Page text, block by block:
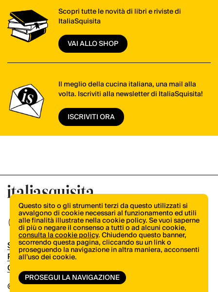
Scopri tutte le novità di libri e riviste di
ItaliaSquisita
VAI ALLO SHOP
Il meglio della cucina italiana, una mail alla
volta. Iscriviti alla newsletter di ItaliaSquisita!
ISCRIVITI ORA
© Copyright 2026.Vertical.it
Shop
Pubblicità
Contatti
Questo sito o gli strumenti terzi da questo utilizzati si
avvalgono di cookie necessari al funzionamento ed utili
alle finalità illustrate nella cookie policy. Se vuoi saperne
di più o negare il consenso a tutti o ad alcuni cookie,
consulta la cookie policy. Chiudendo questo banner,
scorrendo questa pagina, cliccando su un link o
proseguendo la navigazione in altra maniera, acconsenti
all’uso dei cookie.
PROSEGUI LA NAVIGAZIONE